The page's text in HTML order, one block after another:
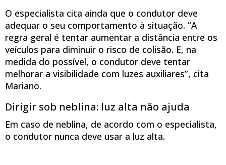
O especialista cita ainda que o condutor deve
adequar o seu comportamento à situação. “A
regra geral é tentar aumentar a distância entre os
veículos para diminuir o risco de colisão. E, na
medida do possível, o condutor deve tentar
melhorar a visibilidade com luzes auxiliares”, cita
Mariano.
Dirigir sob neblina: luz alta não ajuda
Em caso de neblina, de acordo com o especialista,
o condutor nunca deve usar a luz alta.